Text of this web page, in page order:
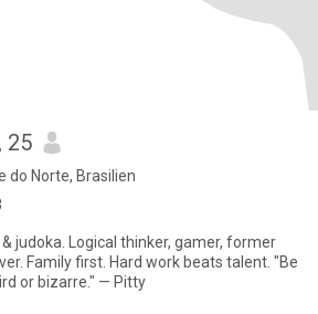
, 25
do Norte, Brasilien
judoka. Logical thinker, gamer, former
Family first. Hard work beats talent. "Be
or bizarre." — Pitty